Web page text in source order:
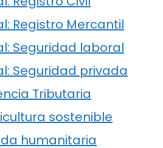
Registro Mercantil
Seguridad laboral
Seguridad privada
Tributaria
sostenible
humanitaria